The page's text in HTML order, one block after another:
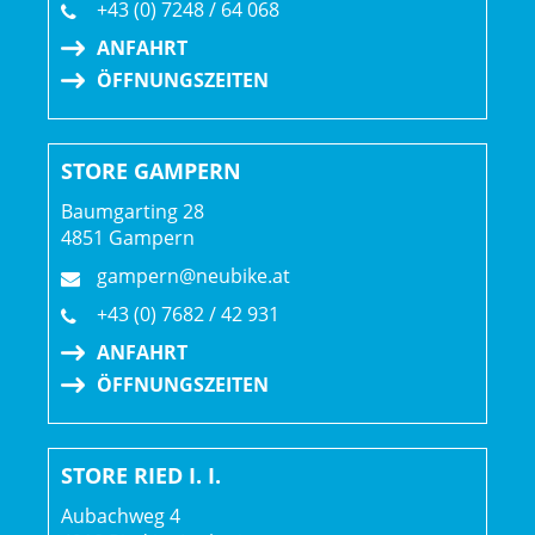
deinen individuellen Anforderungen wählst. Mithilfe
unseres Pedalratgebers findest du die besten Modelle
passend zu deinem Fahrstil. Möchtest du Pedale, die
speziell für Rennen entwickelt wurden? Dann empfehlen
wir MTB-Klickpedale für maximale Kontrolle und Effizienz.
Geschlecht: Uni
Rahmen: SLR OCLV Mountain Carbon, IsoStrut, UDH,
80 mm Federweg
Rahmengröße: ML
Rahmenmaterial: Carbon
Gangschaltung: SRAM XX SL Eagle AXS, T-Type
+43 (0) 7248 / 64 068
ANFAHRT
ÖFFNUNGSZEITEN
STORE GAMPERN
Baumgarting 28
4851 Gampern
gampern@neubike.at
+43 (0) 7682 / 42 931
ANFAHRT
ÖFFNUNGSZEITEN
STORE RIED I. I.
Aubachweg 4